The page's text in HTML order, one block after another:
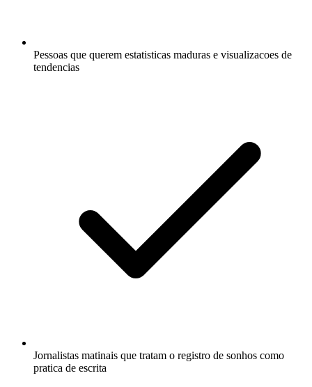
Pessoas que querem estatisticas maduras e visualizacoes de
tendencias
Jornalistas matinais que tratam o registro de sonhos como
pratica de escrita